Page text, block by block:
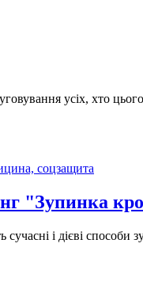
усіх, хто
соцзащита
"Зупинка
і дієві способи